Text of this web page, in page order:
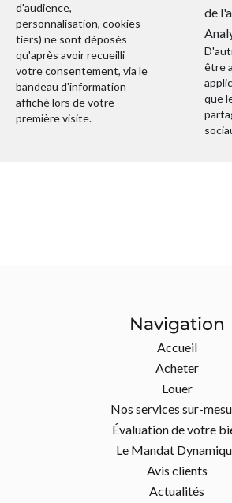
d'audience,
personnalisation, cookies
tiers) ne sont déposés
qu'après avoir recueilli
votre consentement, via le
bandeau d'information
affiché lors de votre
première visite.
de
être
que
Navigation
Accueil
Acheter
Louer
Nos services sur-
Évaluation de votre
Le Mandat
Avis clients
Actualités